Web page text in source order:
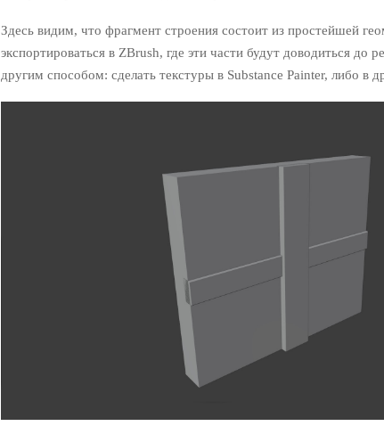
Здесь видим, что фрагмент строения состоит из простейшей
экспортироваться в ZBrush, где эти части будут доводиться до
другим способом: сделать текстуры в Substance Painter, либо в